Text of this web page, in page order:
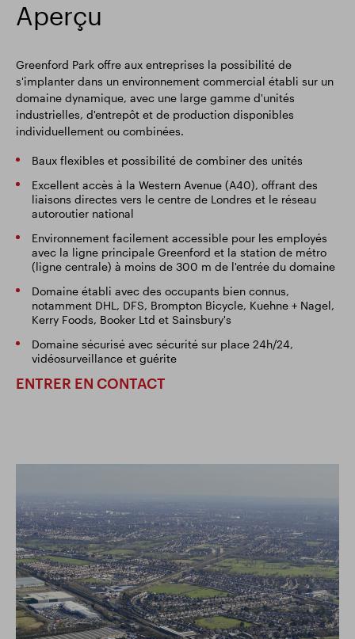
Aperçu
Greenford Park offre aux entreprises la possibilité de
s'implanter dans un environnement commercial établi sur un
domaine dynamique, avec une large gamme d'unités
industrielles, d'entrepôt et de production disponibles
individuellement ou combinées.
Baux flexibles et possibilité de combiner des unités
Excellent accès à la Western Avenue (A40), offrant des
liaisons directes vers le centre de Londres et le réseau
autoroutier national
Environnement facilement accessible pour les employés
avec la ligne principale Greenford et la station de métro
(ligne centrale) à moins de 300 m de l'entrée du domaine
Domaine établi avec des occupants bien connus,
notamment DHL, DFS, Brompton Bicycle, Kuehne + Nagel,
Kerry Foods, Booker Ltd et Sainsbury's
Domaine sécurisé avec sécurité sur place 24h/24,
vidéosurveillance et guérite
ENTRER EN CONTACT